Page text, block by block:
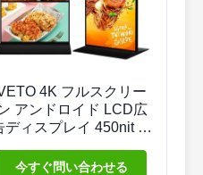
4K フルスクリー
アンドロイド LCD広
ディスプレイ 450nit ラ
デジタルサイネージ
今すぐ問い合わせる